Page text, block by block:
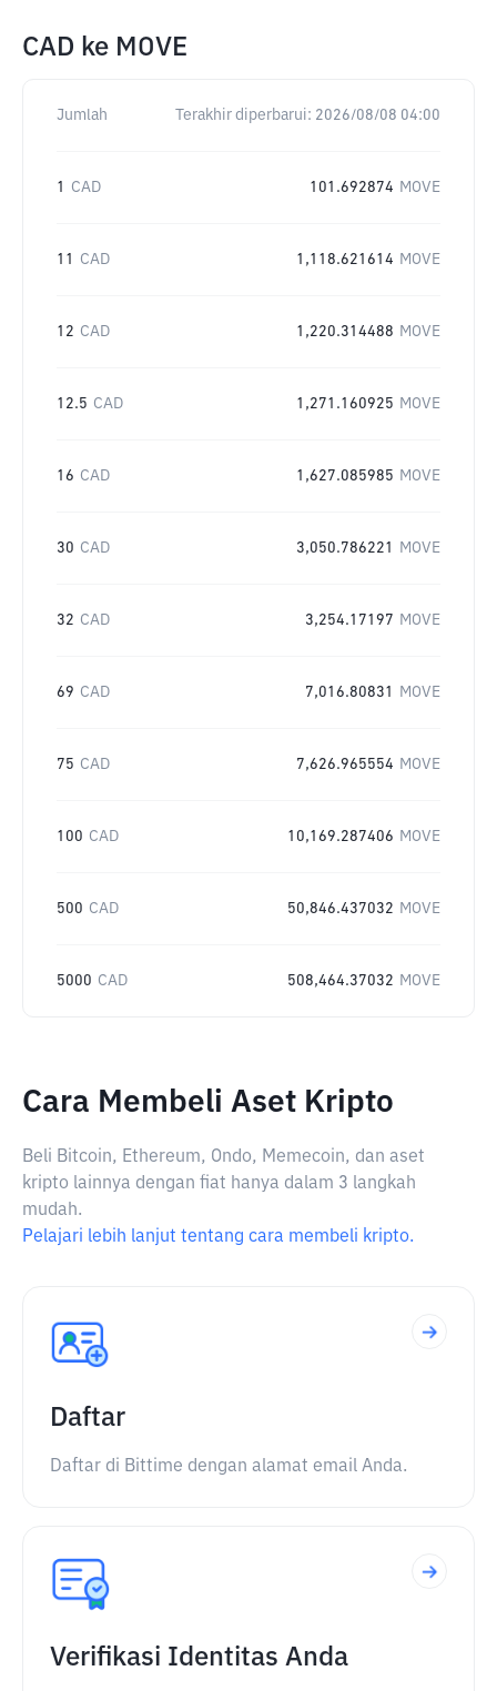
CAD ke MOVE
Jumlah Terakhir diperbarui: 2026/08/08 04:00
1 CAD 101.692874 MOVE
11 CAD 1,118.621614 MOVE
12 CAD 1,220.314488 MOVE
12.5 CAD 1,271.160925 MOVE
16 CAD 1,627.085985 MOVE
30 CAD 3,050.786221 MOVE
32 CAD 3,254.17197 MOVE
69 CAD 7,016.80831 MOVE
75 CAD 7,626.965554 MOVE
100 CAD 10,169.287406 MOVE
500 CAD 50,846.437032 MOVE
5000 CAD 508,464.37032 MOVE
Cara Membeli Aset Kripto
Beli Bitcoin, Ethereum, Ondo, Memecoin, dan aset
kripto lainnya dengan fiat hanya dalam 3 langkah
mudah.
Pelajari lebih lanjut tentang cara membeli kripto.
Daftar
Daftar di Bittime dengan alamat email Anda.
Verifikasi Identitas Anda